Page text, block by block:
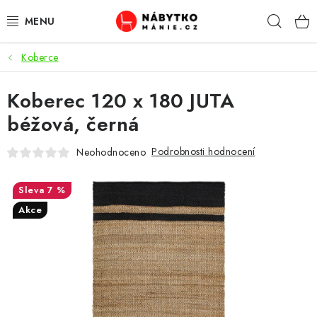
na
OBÝVACÍ POKOJ
KUCHYŇ A JÍDELNA
LOŽNICE
KANCELÁŘ / PRACOVNA
KOUPELNA A WC
Koberce
Koberec 120 x 180 JUTA
béžová, černá
Neohodnoceno Podrobnosti hodnocení
7 %
Akce